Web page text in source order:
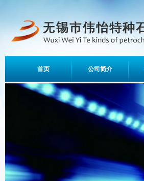
首页 公司简介